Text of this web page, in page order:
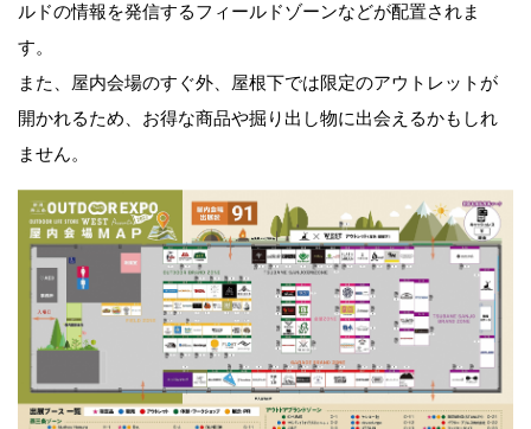
ルドの情報を発信するフィールドゾーンなどが配置されま
す。
また、屋内会場のすぐ外、屋根下では限定のアウトレットが
開かれるため、お得な商品や掘り出し物に出会えるかもしれ
ません。